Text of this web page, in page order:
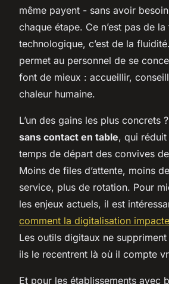
même payent - sans avoir besoin
chaque étape. Ce n’est pas de
technologique, c’est de la
permet au personnel de se
font de mieux : accueillir,
chaleur humaine.
L’un des gains les plus concrets
sans contact en table, qui
temps de départ des convives de
Moins de files d’attente, moins
service, plus de rotation. Pour
les enjeux actuels, il est
comment la digitalisation
Les outils digitaux ne
ils le recentrent là où il compte
Et pour les établissements avec